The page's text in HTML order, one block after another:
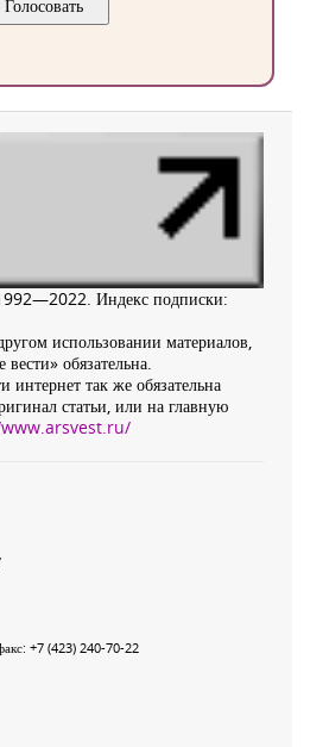
Индекс подписки:
использовании материалов,
обязательна.
интернет так же обязательна
статьи, или на главную
+7 (423) 240-70-22